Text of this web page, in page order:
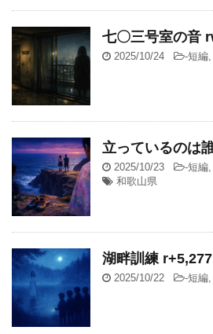
七〇三号室の音
2025/10/24 -短編,
立っているのは
2025/10/23 -短編,
和歌山県
湖畔訓練 r+5,277
2025/10/22 -短編,